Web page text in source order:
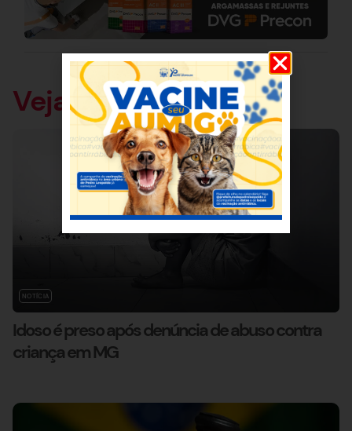
Veja também
NOTÍCIA
Idoso é preso após denúncia de abuso contra
criança em MG